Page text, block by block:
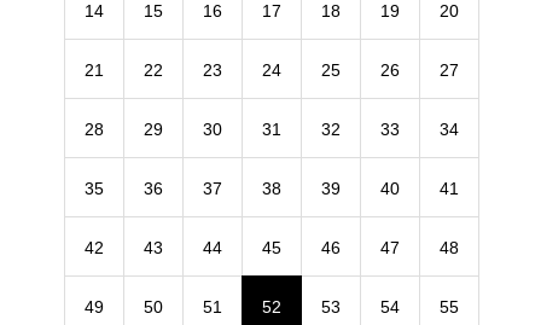
14 15 16 17 18 19 20
21 22 23 24 25 26 27
28 29 30 31 32 33 34
35 36 37 38 39 40 41
42 43 44 45 46 47 48
49 50 51 52 53 54 55